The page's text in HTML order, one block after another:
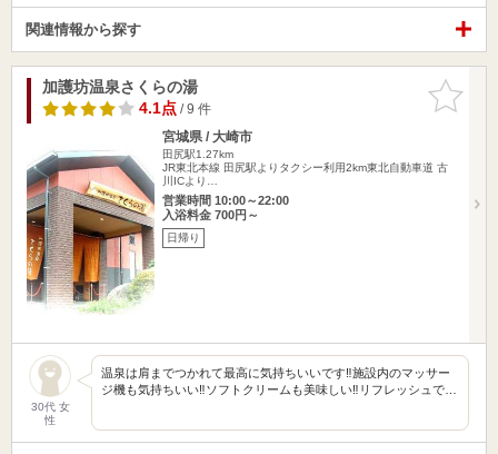
関連情報から探す
お気に入
りに追加
加護坊温泉さくらの湯
4.1点/ 9 件
宮城県 / 大崎市
田尻駅1.27km
JR東北本線 田尻駅よりタクシー利用2km東北自動車道 古
川ICより…
営業時間 10:00～22:00
入浴料金 700円～
日帰り
30代 女
性
温泉は肩までつかれて最高に気持ちいいです‼︎施設内のマッサー
ジ機も気持ちいい‼︎ソフトクリームも美味しい‼︎リフレッシュで…